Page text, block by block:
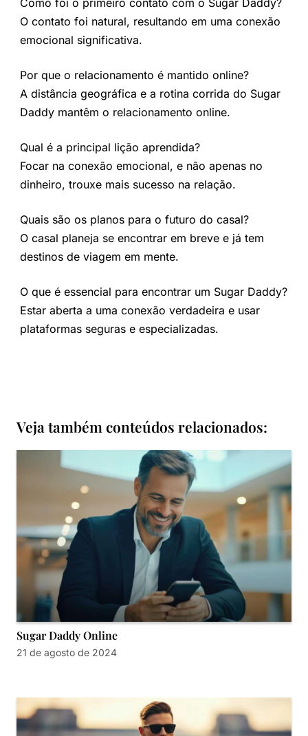
O contato foi natural, resultando em uma conexão
emocional significativa.
Por que o relacionamento é mantido online?
A distância geográfica e a rotina corrida do Sugar
Daddy mantêm o relacionamento online.
Qual é a principal lição aprendida?
Focar na conexão emocional, e não apenas no
dinheiro, trouxe mais sucesso na relação.
Quais são os planos para o futuro do casal?
O casal planeja se encontrar em breve e já tem
destinos de viagem em mente.
O que é essencial para encontrar um Sugar Daddy?
Estar aberta a uma conexão verdadeira e usar
plataformas seguras e especializadas.
Veja também conteúdos relacionados:
Sugar Daddy Online
21 de agosto de 2024